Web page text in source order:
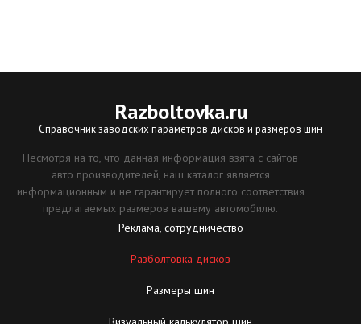
Razboltovka.ru
Справочник заводских параметров дисков и размеров шин
Несмотря на то, что данная информация взята с сайтов
авто производителей, наш каталог является
информационным и не гарантирует полного соответствия
предлагаемых размеров вашему автомобилю.
Реклама, сотрудничество
Разболтовка дисков
Размеры шин